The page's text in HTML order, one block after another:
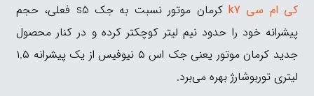
کی ام سی k7
کرمان موتور نسبت به جک s5 فعلی، حجم
پیشرانه خود را حدود نیم لیتر کوچکتر کرده و در کنار محصول
جدید کرمان موتور یعنی جک اس ۵ نیوفیس از یک پیشرانه ۱.۵
لیتری توربوشارژ بهره می‌برد.